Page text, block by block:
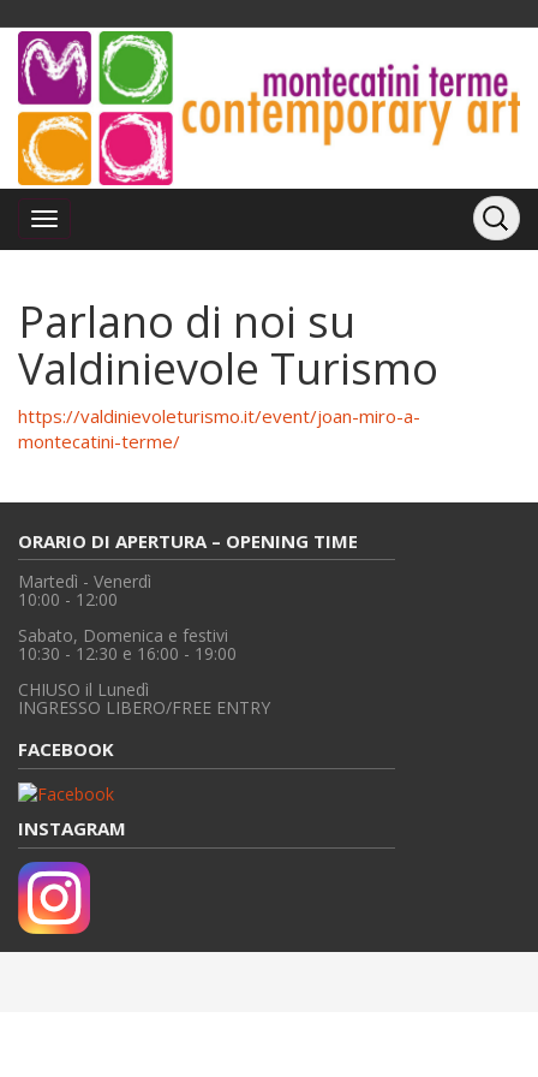
Parlano di noi su
Valdinievole Turismo
https://valdinievoleturismo.it/event/joan-miro-a-
montecatini-terme/
ORARIO DI APERTURA – OPENING TIME
Martedì - Venerdì
10:00 - 12:00
Sabato, Domenica e festivi
10:30 - 12:30 e 16:00 - 19:00
CHIUSO il Lunedì
INGRESSO LIBERO/FREE ENTRY
FACEBOOK
INSTAGRAM